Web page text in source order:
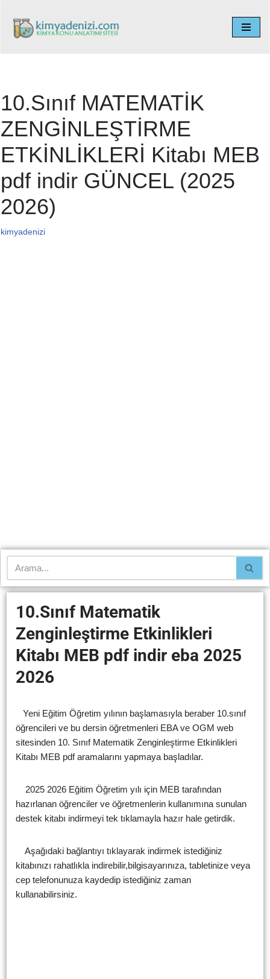
İçeriğe
10.Sınıf MATEMATİK
ZENGİNLEŞTİRME
ETKİNLİKLERİ Kitabı MEB
pdf indir GÜNCEL (2025
2026)
kimyadenizi
10.Sınıf Matematik
Zenginleştirme Etkinlikleri
Kitabı MEB pdf indir eba 2025
2026
Yeni Eğitim Öğretim yılının başlamasıyla beraber 10.sınıf
öğrencileri ve bu dersin öğretmenleri EBA ve OGM web
sitesinden 10. Sınıf Matematik Zenginleştirme Etkinlikleri
Kitabı MEB pdf aramalarını yapmaya başladılar.
2025 2026 Eğitim Öğretim yılı için MEB tarafından
hazırlanan öğrenciler ve öğretmenlerin kullanımına sunulan
destek kitabı indirmeyi tek tıklamayla hazır hale getirdik.
Aşağıdaki bağlantıyı tıklayarak indirmek istediğiniz
kitabınızı rahatlıkla indirebilir,bilgisayarınıza, tabletinize veya
cep telefonunuza kaydedip istediğiniz zaman
kullanabilirsiniz.